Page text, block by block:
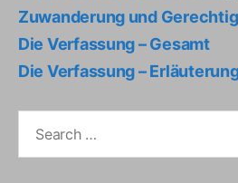
Zuwanderung und
Die Verfassung – Gesamt
Die Verfassung –